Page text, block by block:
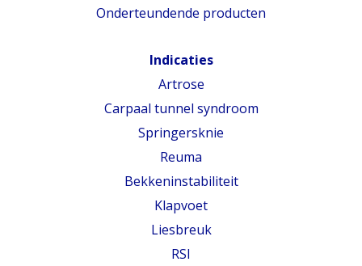
Onderteundende producten
Indicaties
Artrose
Carpaal tunnel syndroom
Springersknie
Reuma
Bekkeninstabiliteit
Klapvoet
Liesbreuk
RSI